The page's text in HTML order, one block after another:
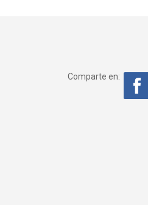
Comparte en: